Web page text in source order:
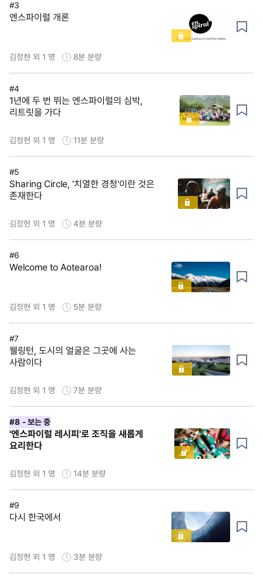
#3
엔스파이럴 개론
김정현 외 1 명 8분 분량
#4
1년에 두 번 뛰는 엔스파이럴의 심박,
리트릿을 가다
김정현 외 1 명 11분 분량
#5
Sharing Circle, '치열한 경청'이란 것은
존재한다
김정현 외 1 명 4분 분량
#6
Welcome to Aotearoa!
김정현 외 1 명 5분 분량
#7
웰링턴, 도시의 얼굴은 그곳에 사는
사람이다
김정현 외 1 명 7분 분량
#8 - 보는 중
'엔스파이럴 레시피'로 조직을 새롭게
요리한다
김정현 외 1 명 14분 분량
#9
다시 한국에서
김정현 외 1 명 3분 분량